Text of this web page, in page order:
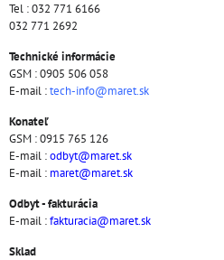
Tel : 032 771 6166
032 771 2692
Technické informácie
GSM : 0905 506 058
E-mail :tech-info@maret.sk
Konateľ
GSM : 0915 765 126
E-mail :odbyt@maret.sk
E-mail : maret@maret.sk
Odbyt - fakturácia
E-mail :fakturacia@maret.sk
Sklad